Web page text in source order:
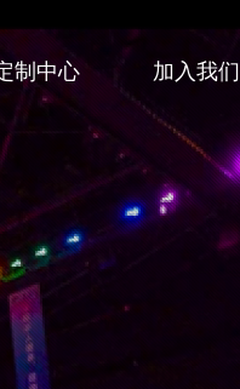
制中心 加入我们